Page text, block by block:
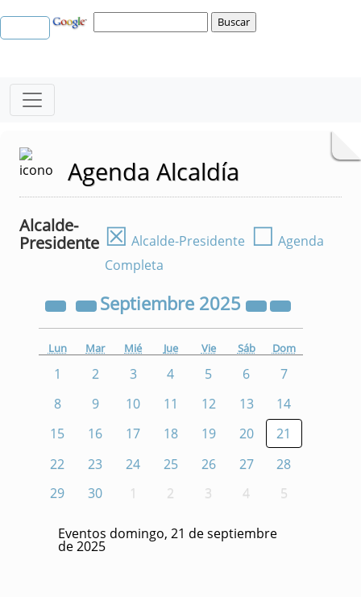
Agenda Alcaldía
Alcalde-
Presidente ☒ Alcalde-Presidente ☐ Agenda
Completa
Septiembre 2025
Lun Mar Mié Jue Vie Sáb Dom
1 2 3 4 5 6
7
8
9 10 11 12 13
14
15
16 17 18 19 20
21
22
23 24 25 26 27
28
29
30 1 2 3 4 5
Eventos domingo, 21 de septiembre
de 2025